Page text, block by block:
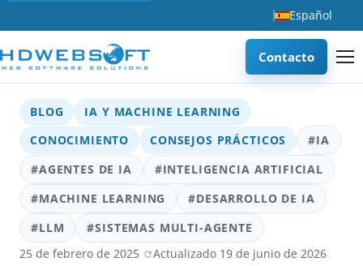
Español
Contacto
BLOG
IA Y MACHINE LEARNING
CONOCIMIENTO
CONSEJOS PRÁCTICOS
#IA
#AGENTES DE IA
#INTELIGENCIA ARTIFICIAL
#MACHINE LEARNING
#DESARROLLO DE IA
#LLM
#SISTEMAS MULTI-AGENTE
25 de febrero de 2025· Actualizado 19 de junio de 2026·